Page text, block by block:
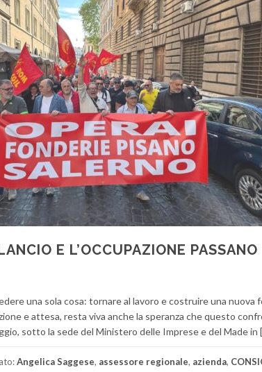
E L’OCCUPAZIONE
una sola cosa: tornare al lavoro e costruire una nuova
e attesa, resta viva anche la speranza che questo
sotto la sede del Ministero delle Imprese e del Made in
Angelica Saggese, assessore regionale, azienda,